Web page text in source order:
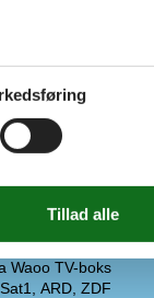
DR Ramasjang
1, TV2 Norge
TV4 Sverige
Waoo TV-boks
ARD, ZDF